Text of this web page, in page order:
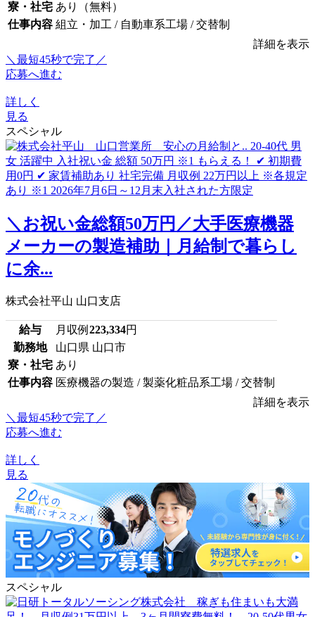
寮・社宅 あり（無料）
仕事内容 組立・加工 / 自動車系工場 / 交替制
詳細を表示
＼最短45秒で完了／
応募へ進む
詳しく
見る
スペシャル
＼お祝い金総額50万円／大手医療機器
メーカーの製造補助｜月給制で暮らし
に余...
株式会社平山 山口支店
給与 月収例 223,334円
勤務地
山口県 山口市
寮・社宅 あり
仕事内容 医療機器の製造 / 製薬化粧品系工場 / 交替制
詳細を表示
＼最短45秒で完了／
応募へ進む
詳しく
見る
スペシャル